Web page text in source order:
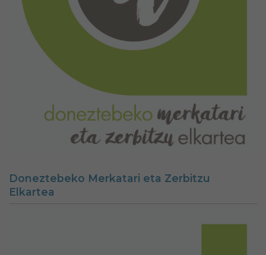
Doneztebeko Merkatari eta Zerbitzu
Elkartea